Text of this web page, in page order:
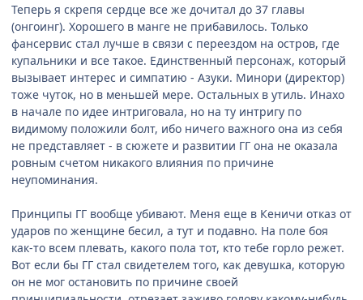
Теперь я скрепя сердце все же дочитал до 37 главы
(онгоинг). Хорошего в манге не прибавилось. Только
фансервис стал лучше в связи с переездом на остров, где
купальники и все такое. Единственный персонаж, который
вызывает интерес и симпатию - Азуки. Минори (директор)
тоже чуток, но в меньшей мере. Остальных в утиль. Инахо
в начале по идее интриговала, но на ту интригу по
видимому положили болт, ибо ничего важного она из себя
не представляет - в сюжете и развитии ГГ она не оказала
ровным счетом никакого влияния по причине
неупоминания.
Принципы ГГ вообще убивают. Меня еще в Кеничи отказ от
ударов по женщине бесил, а тут и подавно. На поле боя
как-то всем плевать, какого пола тот, кто тебе горло режет.
Вот если бы ГГ стал свидетелем того, как девушка, которую
он не мог остановить по причине своей